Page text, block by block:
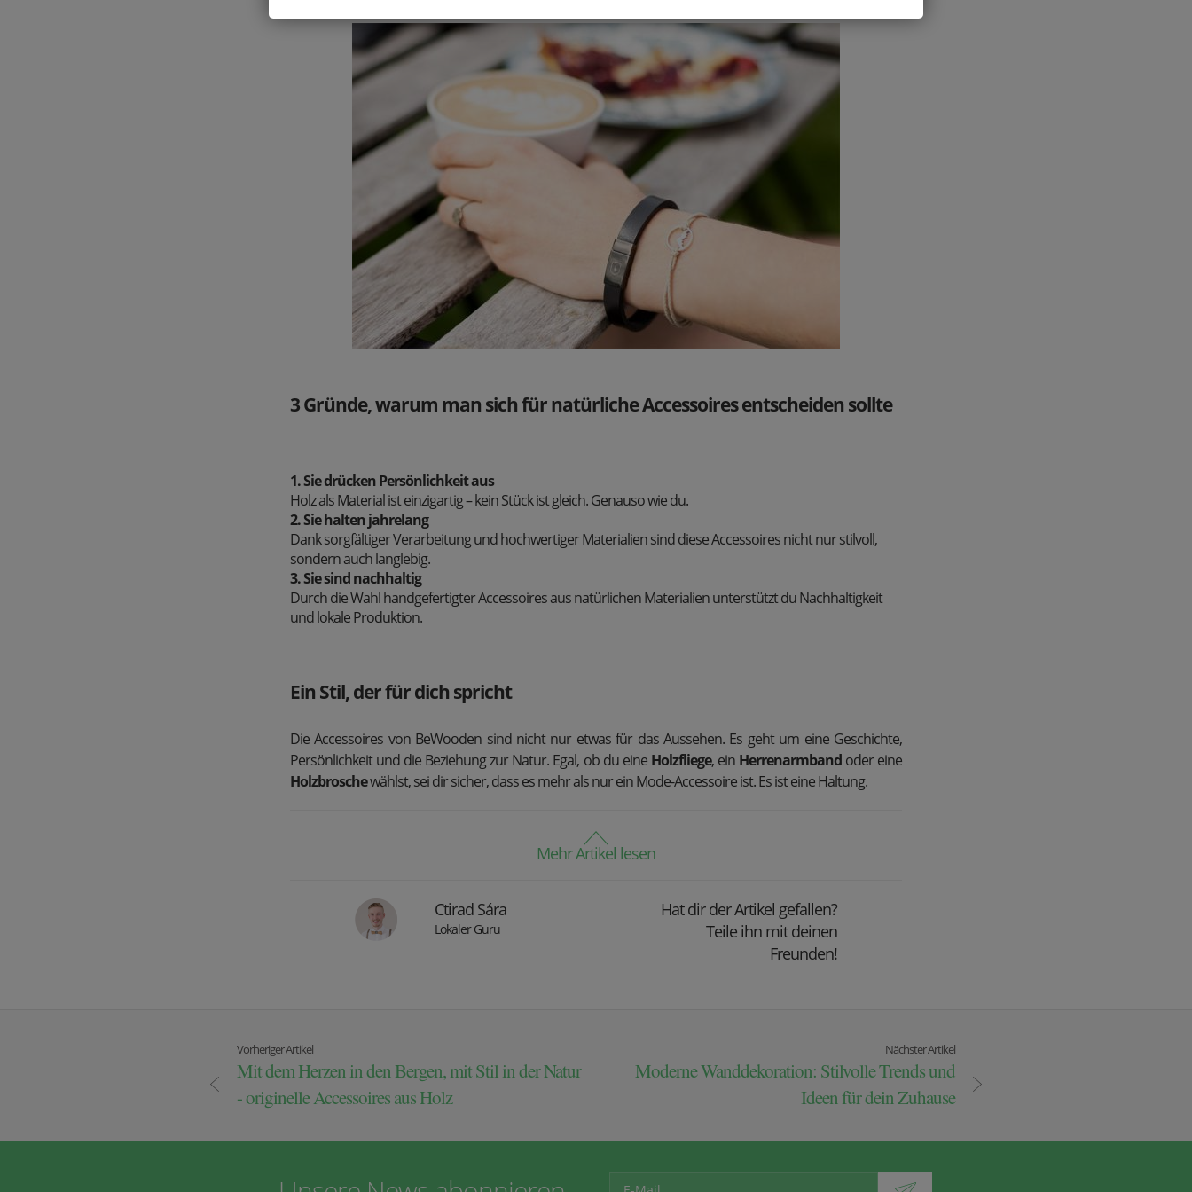
3 Gründe, warum man sich für natürliche Accessoires entscheiden sollte
1. Sie drücken Persönlichkeit aus
Holz als Material ist einzigartig – kein Stück ist gleich. Genauso wie du.
2. Sie halten jahrelang
Dank sorgfältiger Verarbeitung und hochwertiger Materialien sind diese Accessoires nicht nur stilvoll,
sondern auch langlebig.
3. Sie sind nachhaltig
Durch die Wahl handgefertigter Accessoires aus natürlichen Materialien unterstützt du Nachhaltigkeit
und lokale Produktion.
Ein Stil, der für dich spricht
Die Accessoires von BeWooden sind nicht nur etwas für das Aussehen. Es geht um eine Geschichte,
Persönlichkeit und die Beziehung zur Natur. Egal, ob du eine Holzfliege, ein Herrenarmbandoder eine
Holzbroschewählst, sei dir sicher, dass es mehr als nur ein Mode-Accessoire ist. Es ist eine Haltung.
Mehr Artikel lesen
Ctirad Sára
Lokaler Guru
Hat dir der Artikel gefallen?
Teile ihn mit deinen
Freunden!
Vorheriger Artikel
Mit dem Herzen in den Bergen, mit Stil in der Natur
- originelle Accessoires aus Holz
Nächster Artikel
Moderne Wanddekoration: Stilvolle Trends und
Ideen für dein Zuhause